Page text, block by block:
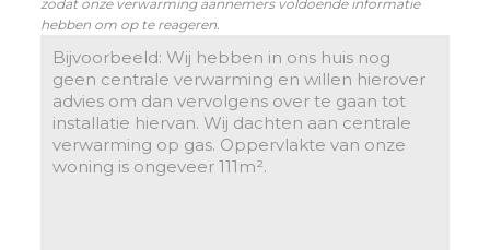
zodat onze verwarming aannemers voldoende informatie
hebben om op te reageren.